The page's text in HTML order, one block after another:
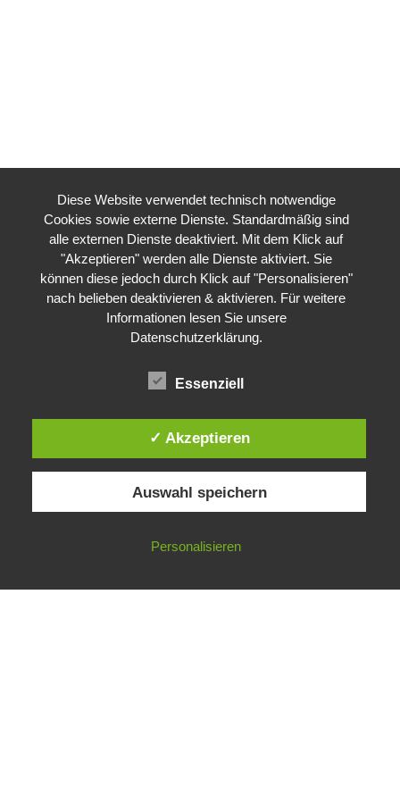
Impressum Datenschutzerklärung
Gesellschaft für ökologische Forschung e.V.
Diese Website verwendet technisch notwendige
Cookies sowie externe Dienste. Standardmäßig sind
alle externen Dienste deaktiviert. Mit dem Klick auf
"Akzeptieren" werden alle Dienste aktiviert. Sie
können diese jedoch durch Klick auf "Personalisieren"
nach belieben deaktivieren & aktivieren. Für weitere
Informationen lesen Sie unsere
Datenschutzerklärung.
Essenziell
✓ Akzeptieren
Auswahl speichern
Personalisieren